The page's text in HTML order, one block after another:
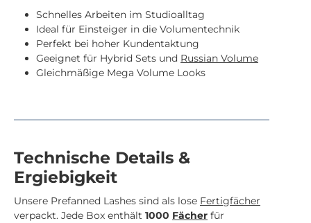
Schnelles Arbeiten im Studioalltag
Ideal für Einsteiger in die Volumentechnik
Perfekt bei hoher Kundentaktung
Geeignet für Hybrid Sets und Russian Volume
Gleichmäßige Mega Volume Looks
Technische Details &
Ergiebigkeit
Unsere Prefanned Lashes sind als lose Fertigfächer
verpackt. Jede Box enthält 1000 Fächer für